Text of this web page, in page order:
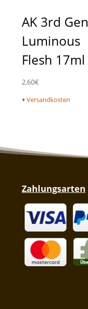
AK 3rd Gen
Luminous
Flesh 17ml
2,60€
+Versandkosten
Zahlungsarten